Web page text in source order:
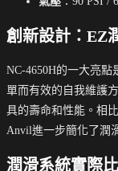
創新設計：EZ
NC-4650H的一大亮
單而有效的自我維護
具的壽命和性能。相
Anvil進一步簡化了潤
潤滑系統實際